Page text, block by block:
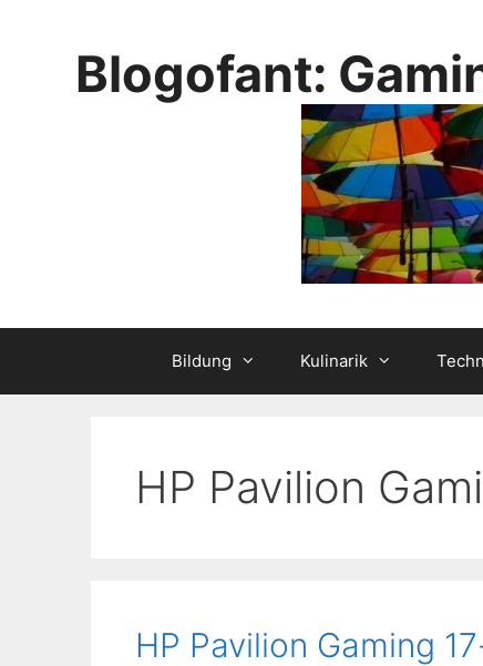
Blogofant:
Bildung Kulinarik
HP Pavilion
HP Pavilion Gaming